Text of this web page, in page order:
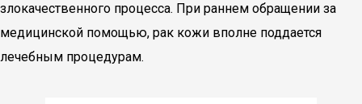
злокачественного процесса. При раннем обращении за
медицинской помощью, рак кожи вполне поддается
лечебным процедурам.